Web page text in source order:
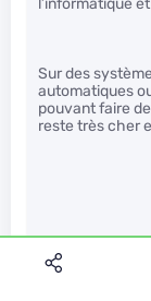
l’informatique
Sur des
automatiques
pouvant faire
reste très cher